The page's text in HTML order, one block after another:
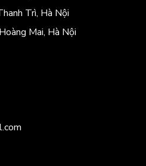
Trì, Hà Nội
Mai, Hà Nội